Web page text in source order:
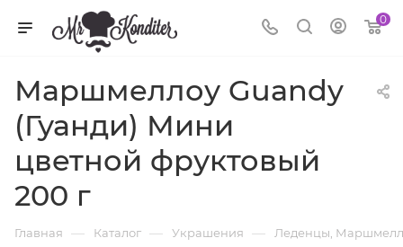
0
Маршмеллоу Guandy
(Гуанди) Мини
цветной фруктовый
200 г
Главная — Каталог — Украшения — Леденцы,